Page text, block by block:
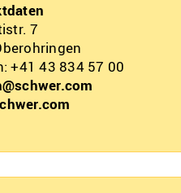
7
+41 43 834 57 00